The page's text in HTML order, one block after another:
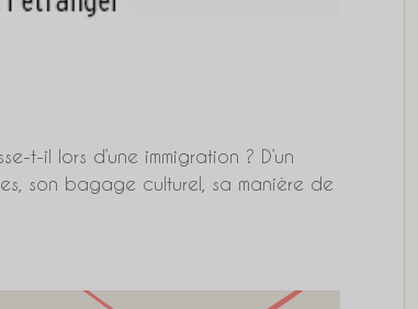
il lors d’une immigration ? D’un
son bagage culturel, sa manière de